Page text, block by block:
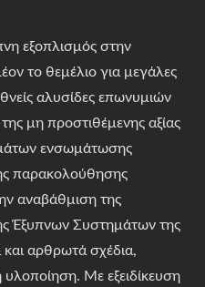
εξοπλισμός στην
το θεμέλιο για μεγάλες
αλυσίδες επωνυμιών
μη προστιθέμενης αξίας
ενσωμάτωσης
παρακολούθησης
αναβάθμιση της
Έξυπνων Συστημάτων της
αρθρωτά σχέδια,
υλοποίηση. Με εξειδίκευση